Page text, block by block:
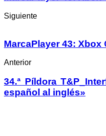
Siguiente
MarcaPlayer 43:
Anterior
34.ª Píldora
español al inglés»